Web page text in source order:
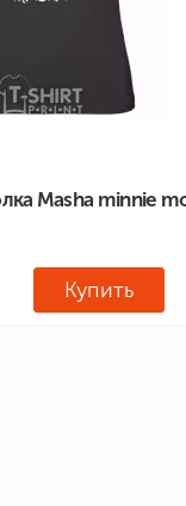
Masha minnie
Купить